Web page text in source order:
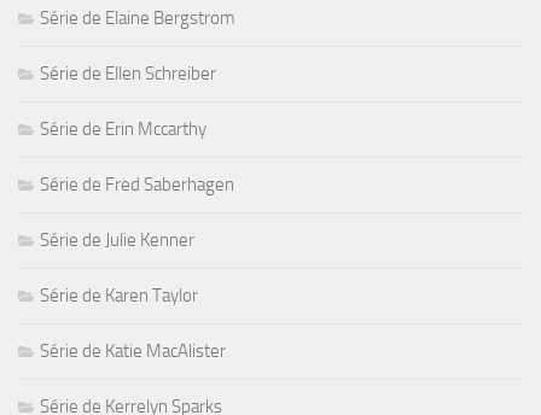
Série de Elaine Bergstrom
Série de Ellen Schreiber
Série de Erin Mccarthy
Série de Fred Saberhagen
Série de Julie Kenner
Série de Karen Taylor
Série de Katie MacAlister
Série de Kerrelyn Sparks